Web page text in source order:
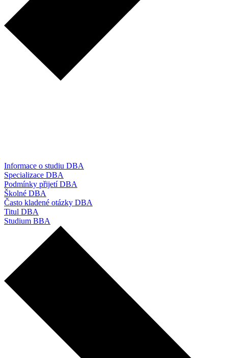
Informace o studiu DBA
Specializace DBA
Podmínky přijetí DBA
Školné DBA
Často kladené otázky DBA
Titul DBA
Studium BBA